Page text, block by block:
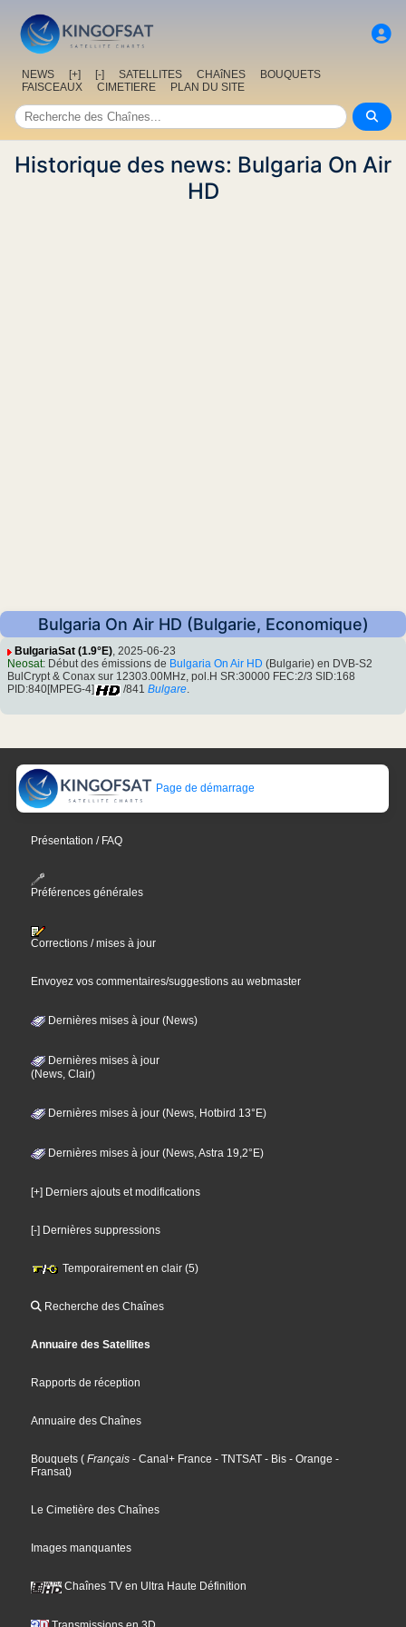
NEWS [+] [-] SATELLITES CHAîNES
BOUQUETS
FAISCEAUX
CIMETIERE PLAN DU SITE
Historique des news: Bulgaria On Air
HD
Bulgaria On Air HD (Bulgarie, Economique)
BulgariaSat (1.9°E), 2025-06-23
Neosat: Début des émissions de Bulgaria On Air HD (Bulgarie) en DVB-S2
BulCrypt & Conax sur 12303.00MHz, pol.H SR:30000 FEC:2/3 SID:168
PID:840[MPEG-4]
/841 Bulgare.
Page de démarrage
Présentation / FAQ
Préférences générales
Corrections / mises à jour
Envoyez vos commentaires/suggestions au webmaster
Dernières mises à jour (News)
Dernières mises à jour
(News, Clair)
Dernières mises à jour (News, Hotbird 13°E)
Dernières mises à jour (News, Astra 19,2°E)
[+] Derniers ajouts et modifications
[-] Dernières suppressions
Temporairement en clair (5)
Recherche des Chaînes
Annuaire des Satellites
Rapports de réception
Annuaire des Chaînes
Bouquets ( Français - Canal+ France - TNTSAT - Bis - Orange -
Fransat)
Le Cimetière des Chaînes
Images manquantes
Chaînes TV en Ultra Haute Définition